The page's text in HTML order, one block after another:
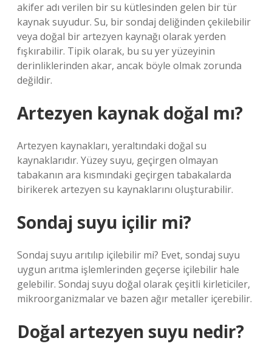
akifer adı verilen bir su kütlesinden gelen bir tür
kaynak suyudur. Su, bir sondaj deliğinden çekilebilir
veya doğal bir artezyen kaynağı olarak yerden
fışkırabilir. Tipik olarak, bu su yer yüzeyinin
derinliklerinden akar, ancak böyle olmak zorunda
değildir.
Artezyen kaynak doğal mı?
Artezyen kaynakları, yeraltındaki doğal su
kaynaklarıdır. Yüzey suyu, geçirgen olmayan
tabakanın ara kısmındaki geçirgen tabakalarda
birikerek artezyen su kaynaklarını oluşturabilir.
Sondaj suyu içilir mi?
Sondaj suyu arıtılıp içilebilir mi? Evet, sondaj suyu
uygun arıtma işlemlerinden geçerse içilebilir hale
gelebilir. Sondaj suyu doğal olarak çeşitli kirleticiler,
mikroorganizmalar ve bazen ağır metaller içerebilir.
Doğal artezyen suyu nedir?